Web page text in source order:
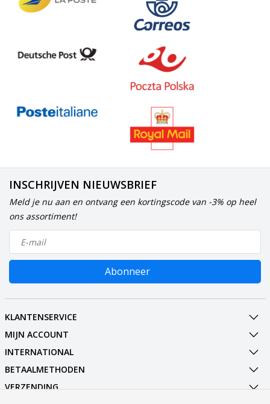
INSCHRIJVEN NIEUWSBRIEF
Meld je nu aan en ontvang een kortingscode van -3% op heel
ons assortiment!
Abonneer
KLANTENSERVICE
MIJN ACCOUNT
INTERNATIONAL
BETAALMETHODEN
VERZENDING